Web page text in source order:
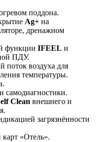
поддона.
Ag+ на
дренажном
функции IFEEL и
ПДУ.
воздуха для
температуры.
самодиагностики.
Clean внешнего и
загрязнённости
«Отель».